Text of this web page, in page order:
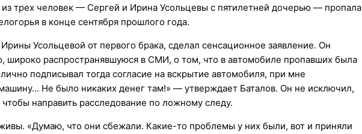
трех человек — Сергей и Ирина Усольцевы с пятилетней дочерью — пропала
в конце сентября прошлого года.
Усольцевой от первого брака, сделал сенсационное заявление. Он
широко распространявшуюся в СМИ, о том, что в автомобиле пропавших была
подписывал тогда согласие на вскрытие автомобиля, при мне
Не было никаких денег там!» — утверждает Баталов. Он не исключил,
направить расследование по ложному следу.
«Думаю, что они сбежали. Какие-то проблемы у них были, вот и приняли